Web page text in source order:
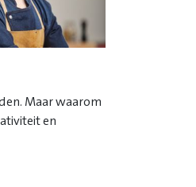
Maar waarom
en